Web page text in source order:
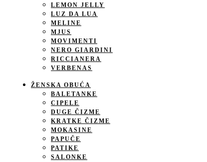
LEMON JELLY
LUZ DA LUA
MELINE
MJUS
MOVIMENTI
NERO GIARDINI
RICCIANERA
VERBENAS
ŽENSKA OBUĆA
BALETANKE
CIPELE
DUGE ČIZME
KRATKE ČIZME
MOKASINE
PAPUČE
PATIKE
SALONKE